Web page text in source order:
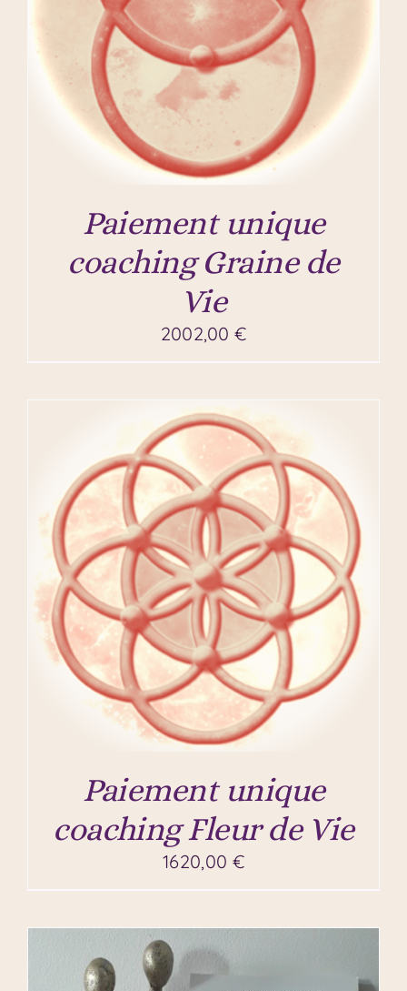
Paiement unique
coaching Graine de
Vie
2002,00€
Paiement unique
coaching Fleur de Vie
1620,00 €